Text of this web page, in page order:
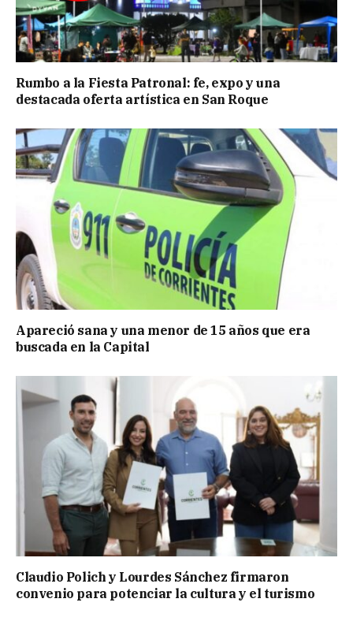
Rumbo a la Fiesta Patronal: fe, expo y una
destacada oferta artística en San Roque
Apareció sana y una menor de 15 años que era
buscada en la Capital
Claudio Polich y Lourdes Sánchez firmaron
convenio para potenciar la cultura y el turismo